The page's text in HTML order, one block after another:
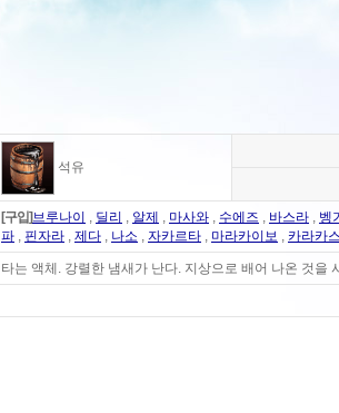
석유
[구입]브루나이 , 딜리 , 알제 , 마사와 , 수에즈 , 바스라 , 벵
파 , 핀자라 , 제다 , 나소 , 자카르타 , 마라카이보 , 카라카
타는 액체. 강렬한 냄새가 난다. 지상으로 배어 나온 것을